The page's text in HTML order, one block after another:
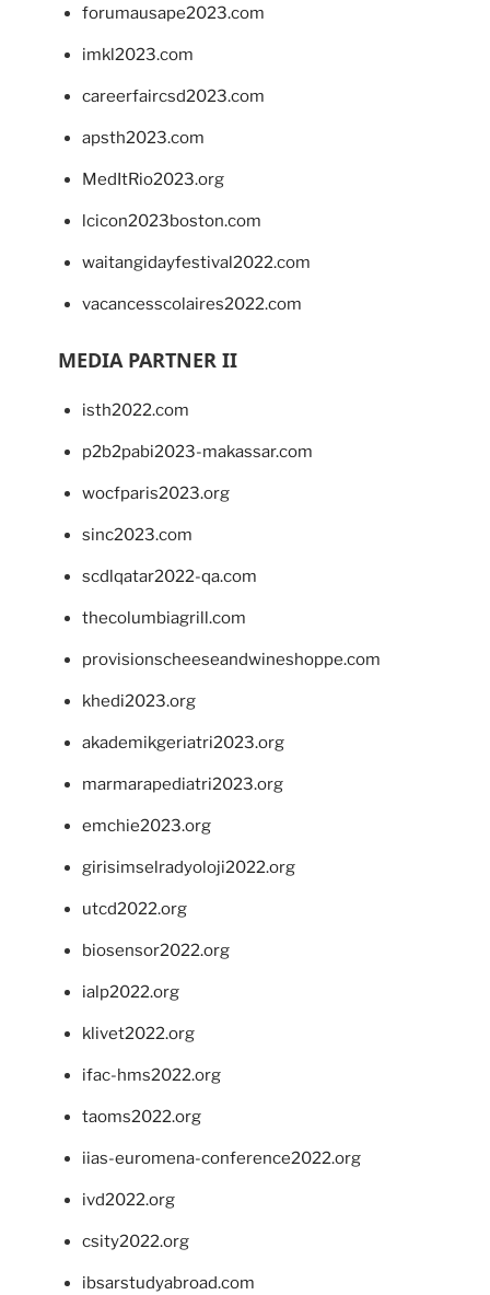
forumausape2023.com
imkl2023.com
careerfaircsd2023.com
apsth2023.com
MedItRio2023.org
lcicon2023boston.com
waitangidayfestival2022.com
vacancesscolaires2022.com
MEDIA PARTNER II
isth2022.com
p2b2pabi2023-makassar.com
wocfparis2023.org
sinc2023.com
scdlqatar2022-qa.com
thecolumbiagrill.com
provisionscheeseandwineshoppe.com
khedi2023.org
akademikgeriatri2023.org
marmarapediatri2023.org
emchie2023.org
girisimselradyoloji2022.org
utcd2022.org
biosensor2022.org
ialp2022.org
klivet2022.org
ifac-hms2022.org
taoms2022.org
iias-euromena-conference2022.org
ivd2022.org
csity2022.org
ibsarstudyabroad.com